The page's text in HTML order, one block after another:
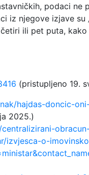
podaci
iz njegove izjave
ili pet puta,
(pristupljeno 19.
hajdas-doncic-
2025.)
izvjesca-o-